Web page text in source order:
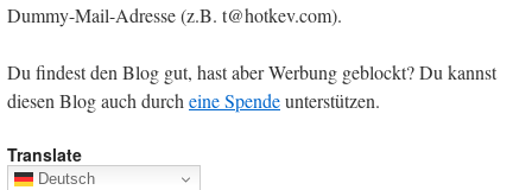
Dummy-Mail-Adresse (z.B. t@hotkev.com).
Du findest den Blog gut, hast aber Werbung geblockt? Du kannst
diesen Blog auch durch eine Spendeunterstützen.
Translate
Deutsch